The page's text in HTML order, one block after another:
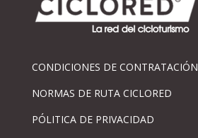
CONDICIONES DE CONTRATACIÓN
NORMAS DE RUTA CICLORED
PÓLITICA DE PRIVACIDAD